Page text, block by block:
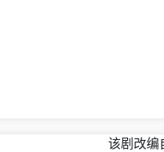
该剧改编